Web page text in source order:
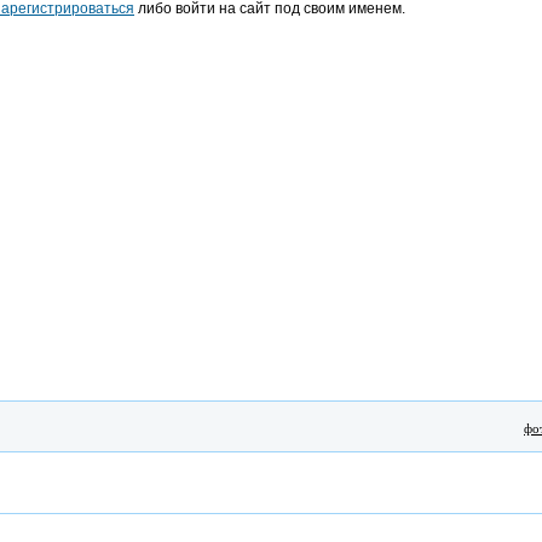
либо войти на сайт под своим именем.